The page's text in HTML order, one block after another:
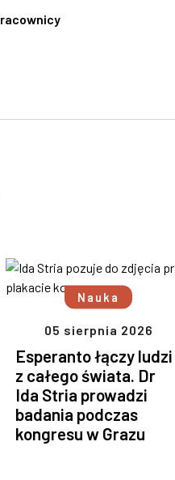
Nauka
05 sierpnia 2026
Esperanto łączy ludzi
z całego świata. Dr
Ida Stria prowadzi
badania podczas
kongresu w Grazu